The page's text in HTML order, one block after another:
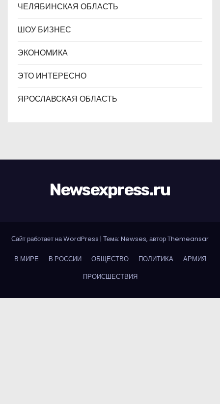
ЧЕЛЯБИНСКАЯ ОБЛАСТЬ
ШОУ БИЗНЕС
ЭКОНОМИКА
ЭТО ИНТЕРЕСНО
ЯРОСЛАВСКАЯ ОБЛАСТЬ
Newsexpress.ru
Сайт работает на WordPress | Тема: Newses, авторThemeansar
В МИРЕ В РОССИИ ОБЩЕСТВО ПОЛИТИКА
АРМИЯ
ПРОИСШЕСТВИЯ